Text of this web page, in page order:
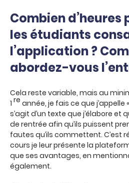
Combien d’heures
les étudiants
l’application ?
abordez-vous
Cela reste variable, mais au
1 re année, je fais ce que j’appelle
s’agit d’un texte que j’élabore
de rentrée afin qu’ils puissent
fautes qu’ils commettent. C’est
cours je leur présente la
que ses avantages, en
également.